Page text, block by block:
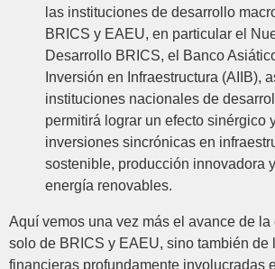
las instituciones de desarrollo
BRICS y EAEU, en particular el
Desarrollo BRICS, el Banco
Inversión en Infraestructura (AIIB),
instituciones nacionales de
permitirá lograr un efecto sinérgico
inversiones sincrónicas en
sostenible, producción innovadora
energía renovables.
Aquí vemos una vez más el avance de
solo de BRICS y EAEU, sino también de
financieras profundamente involucradas